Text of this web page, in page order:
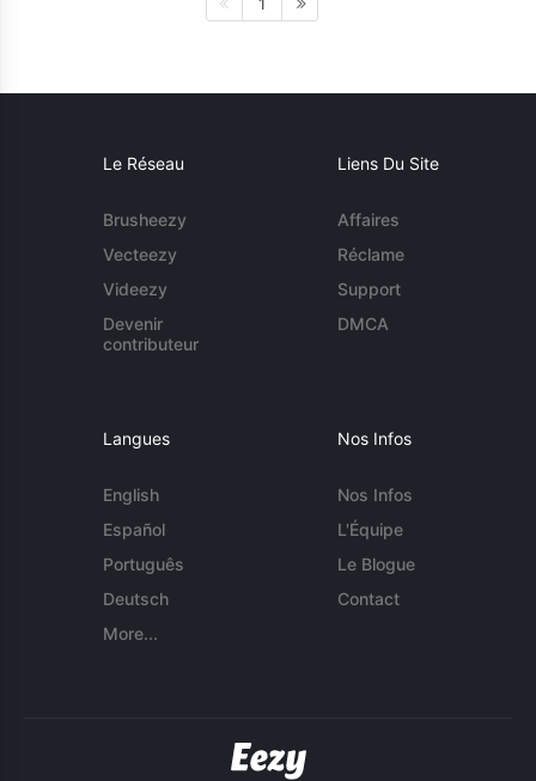
Le Réseau
Brusheezy
Vecteezy
Videezy
Devenir
contributeur
Liens Du Site
Affaires
Réclame
Support
DMCA
Langues
English
Español
Português
Deutsch
More...
Nos Infos
Nos Infos
L'Équipe
Le Blogue
Contact